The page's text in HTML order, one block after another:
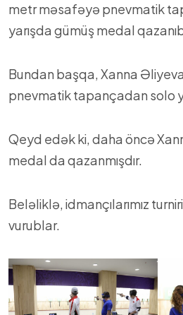
metr məsafəyə pnevmatik
yarışda gümüş medal
Bundan başqa, Xanna
pnevmatik tapançadan solo
Qeyd edək ki, daha öncə
medal da qazanmışdır.
Beləliklə, idmançılarımız
vurublar.